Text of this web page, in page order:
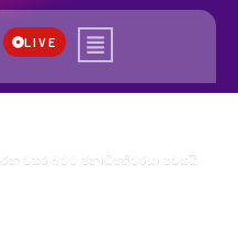
LIVE
වසර බවට ජනාධිපතිවරයා පවසයි